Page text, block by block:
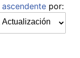
ascendente por: